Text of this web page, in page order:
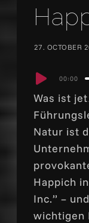
27. OCTOBER
Audio00:00
Was ist
Natur ist
Happich
Inc.” –
wichtigen